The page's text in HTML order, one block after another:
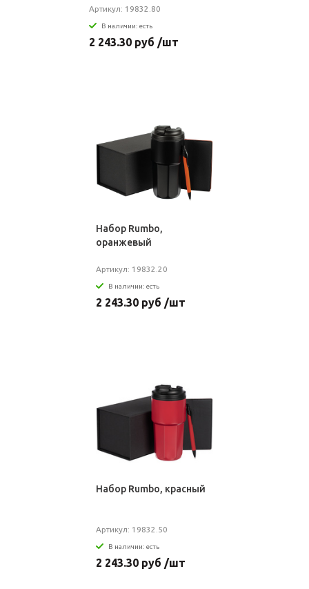
Артикул: 19832.80
В наличии: есть
2 243.30 руб /шт
Набор Rumbo,
оранжевый
Артикул: 19832.20
В наличии: есть
2 243.30 руб /шт
Набор Rumbo, красный
Артикул: 19832.50
В наличии: есть
2 243.30 руб /шт